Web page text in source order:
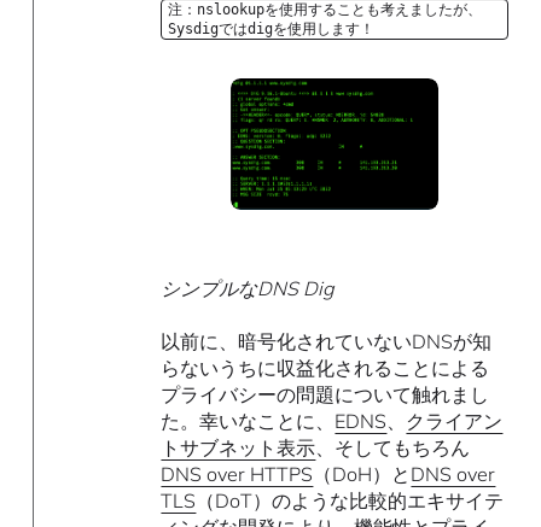
注：nslookupを使用することも考えましたが、
Sysdigではdigを使用します！
シンプルなDNS Dig
以前に、暗号化されていないDNSが知
らないうちに収益化されることによる
プライバシーの問題について触れまし
た。幸いなことに、 EDNS、 クライアン
トサブネット表示、そしてもちろん
DNS over HTTPS （DoH）と DNS over
TLS （DoT）のような比較的エキサイテ